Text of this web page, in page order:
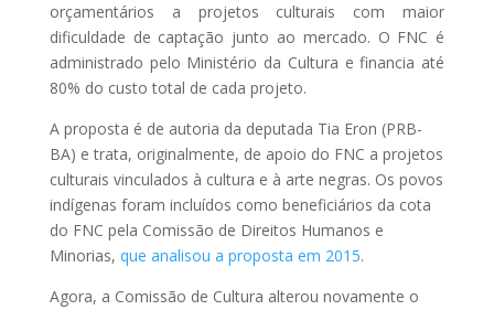
orçamentários a projetos culturais com maior
dificuldade de captação junto ao mercado. O FNC é
administrado pelo Ministério da Cultura e financia até
80% do custo total de cada projeto.
A proposta é de autoria da deputada Tia Eron (PRB-
BA) e trata, originalmente, de apoio do FNC a projetos
culturais vinculados à cultura e à arte negras. Os povos
indígenas foram incluídos como beneficiários da cota
do FNC pela Comissão de Direitos Humanos e
Minorias, que analisou a proposta em 2015.
Agora, a Comissão de Cultura alterou novamente o